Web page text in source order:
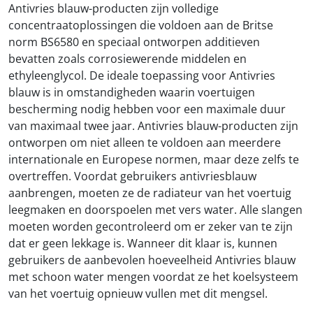
Antivries blauw-producten zijn volledige
concentraatoplossingen die voldoen aan de Britse
norm BS6580 en speciaal ontworpen additieven
bevatten zoals corrosiewerende middelen en
ethyleenglycol. De ideale toepassing voor Antivries
blauw is in omstandigheden waarin voertuigen
bescherming nodig hebben voor een maximale duur
van maximaal twee jaar. Antivries blauw-producten zijn
ontworpen om niet alleen te voldoen aan meerdere
internationale en Europese normen, maar deze zelfs te
overtreffen. Voordat gebruikers antivriesblauw
aanbrengen, moeten ze de radiateur van het voertuig
leegmaken en doorspoelen met vers water. Alle slangen
moeten worden gecontroleerd om er zeker van te zijn
dat er geen lekkage is. Wanneer dit klaar is, kunnen
gebruikers de aanbevolen hoeveelheid Antivries blauw
met schoon water mengen voordat ze het koelsysteem
van het voertuig opnieuw vullen met dit mengsel.